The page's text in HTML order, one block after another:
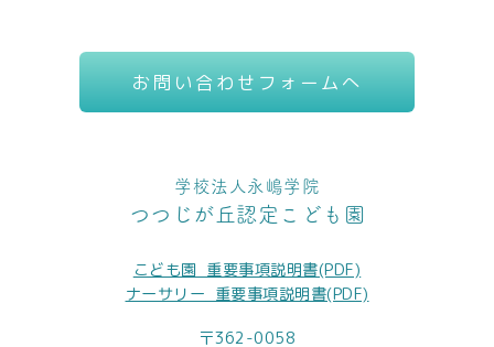
お問い合わせフォームへ
学校法人永嶋学院
つつじが丘認定こども園
こども園_重要事項説明書(PDF)
ナーサリー_重要事項説明書(PDF)
〒362-0058